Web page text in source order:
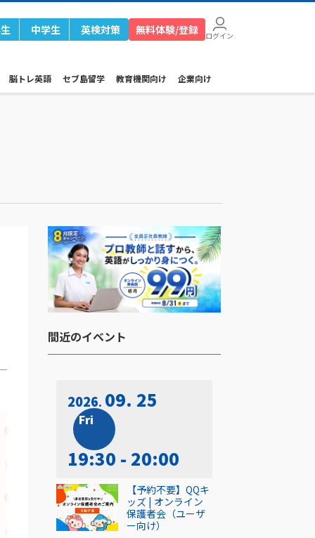
中学生 英検対策 無料体験/登録 ログイン
脳トレ英語 セブ島留学 教育機関向け 企業向け
間近のイベント​
2026 09. 25
Fri
19:30 - 20:00
【予約不要】QQキ
ッズ | オンライン
保護者会（ユーザ
ー向け）